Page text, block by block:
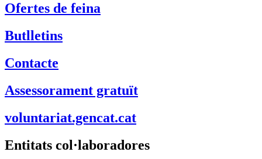
Ofertes de feina
Butlletins
Contacte
Assessorament gratuït
voluntariat.gencat.cat
Entitats col·laboradores